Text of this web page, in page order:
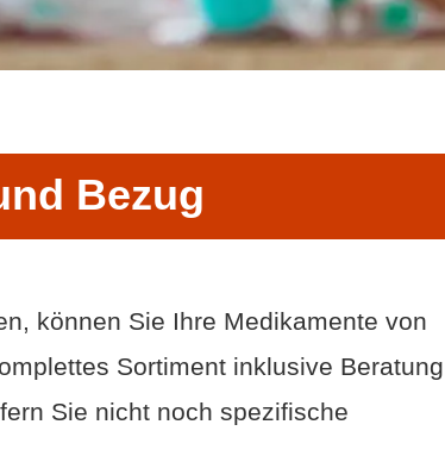
Bezug
können Sie Ihre Medikamente von
Sortiment inklusive Beratung
Sie nicht noch spezifische